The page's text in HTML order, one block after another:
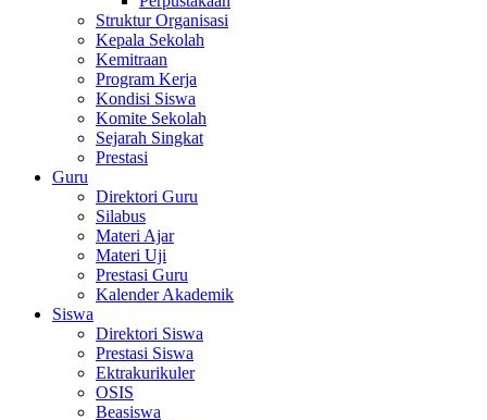
Struktur Organisasi
Kepala Sekolah
Kemitraan
Program Kerja
Kondisi Siswa
Komite Sekolah
Sejarah Singkat
Prestasi
Guru
Direktori Guru
Silabus
Materi Ajar
Materi Uji
Prestasi Guru
Kalender Akademik
Siswa
Direktori Siswa
Prestasi Siswa
Ektrakurikuler
OSIS
Beasiswa